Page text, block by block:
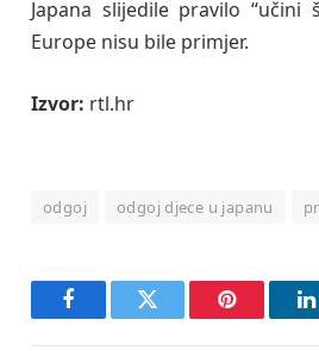
Japana slijedile pravilo
Europe nisu bile primjer.
Izvor: rtl.hr
odgoj odgoj djece u japanu
FacebookTwitter Pinterest